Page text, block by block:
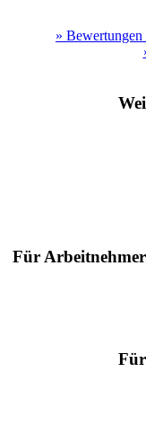
» Bewertungen
Für Arbeitnehmer